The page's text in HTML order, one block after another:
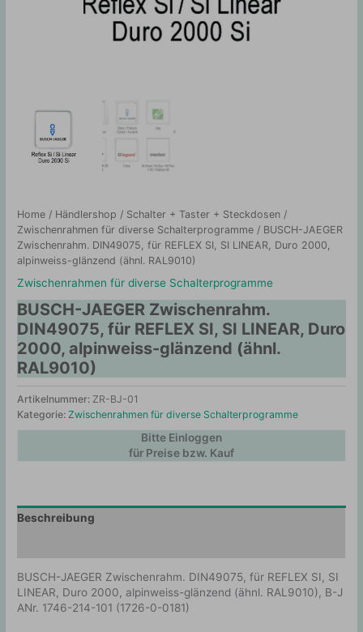
Home / Händlershop / Schalter + Taster + Steckdosen /
Zwischenrahmen für diverse Schalterprogramme / BUSCH-JAEGER
Zwischenrahm. DIN49075, für REFLEX SI, SI LINEAR, Duro 2000,
alpinweiss-glänzend (ähnl. RAL9010)
Zwischenrahmen für diverse Schalterprogramme
BUSCH-JAEGER Zwischenrahm.
DIN49075, für REFLEX SI, SI LINEAR, Duro
2000, alpinweiss-glänzend (ähnl.
RAL9010)
Artikelnummer: ZR-BJ-01
Kategorie:Zwischenrahmen für diverse Schalterprogramme
Bitte Einloggen
für Preise bzw. Kauf
Beschreibung
BUSCH-JAEGER Zwischenrahm. DIN49075, für REFLEX SI, SI
LINEAR, Duro 2000, alpinweiss-glänzend (ähnl. RAL9010), B-J
ANr. 1746-214-101 (1726-0-0181)